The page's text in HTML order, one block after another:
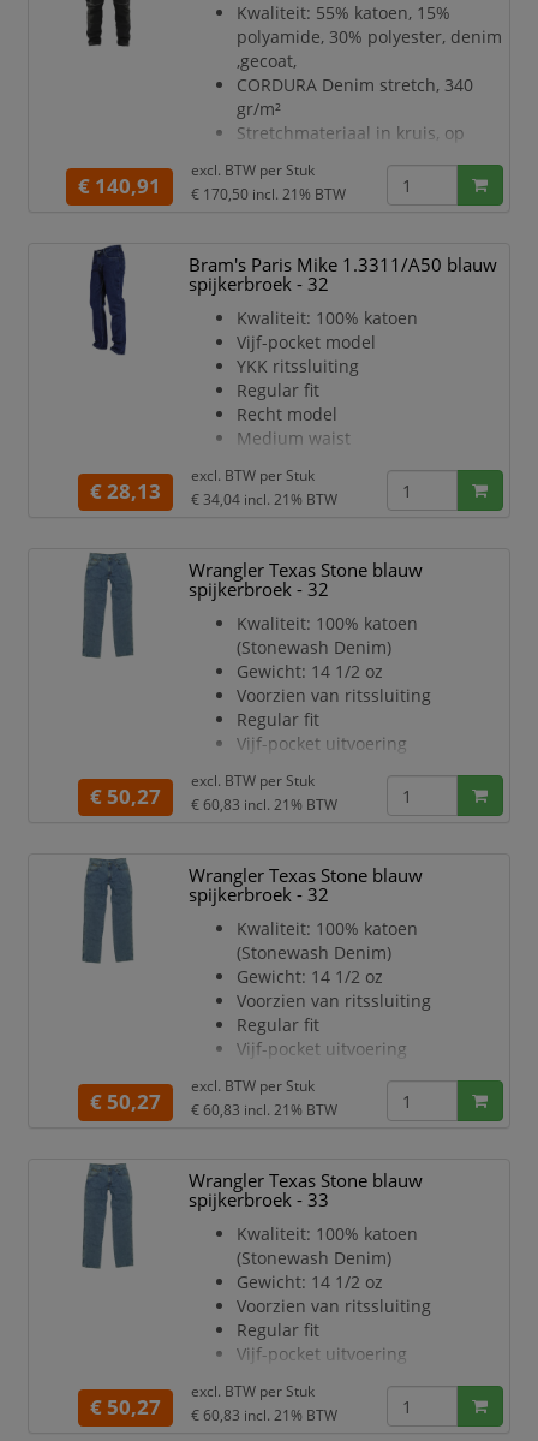
Meshouder met knoop
D-ring in de zoom
Achterzak met plooi, beenzak met
rits en voorzakken met rits
Kniebeschermers zakken in twee
hoogtes verstelbaa
Kwaliteit: 55% katoen, 15%
polyamide, 30% polyester, denim
,gecoat,
CORDURA Denim stretch, 340
gr/m²
Stretchmateriaal in kruis, op
stretch
CORDURA 1000-versterkte
duimstokzak,
CORDURA stretch versterkte
Gulp met knopen
Twee riemlussen aan de
zijkanten met knoop voor een
hamerlus
D-ring
Brede riemlus aan achterkant
Metalen knopen
Meshouder met knoop
€ 140,91
excl. BTW per Stuk
€ 170,50 incl. 21% BTW
Bram's Paris Mike 1.3311/A50 blauw
spijkerbroek - 32
Kwaliteit: 100% katoen
Vijf-pocket model
YKK ritssluiting
Regular fit
Recht model
Medium waist
Kleur: blauw
Lengtemaat: 34
€ 28,13
excl. BTW per Stuk
€ 34,04 incl. 21% BTW
Wrangler Texas Stone blauw
spijkerbroek - 32
Kwaliteit: 100% katoen
(Stonewash Denim)
Gewicht: 14 1/2 oz
Voorzien van ritssluiting
Regular fit
Vijf-pocket uitvoering
Optimale pasvorm
Kleur: blauw
€ 50,27
excl. BTW per Stuk
€ 60,83 incl. 21% BTW
Wrangler Texas Stone blauw
spijkerbroek - 32
Kwaliteit: 100% katoen
(Stonewash Denim)
Gewicht: 14 1/2 oz
Voorzien van ritssluiting
Regular fit
Vijf-pocket uitvoering
Optimale pasvorm
Kleur: blauw
€ 50,27
excl. BTW per Stuk
€ 60,83 incl. 21% BTW
Wrangler Texas Stone blauw
spijkerbroek - 33
Kwaliteit: 100% katoen
(Stonewash Denim)
Gewicht: 14 1/2 oz
Voorzien van ritssluiting
Regular fit
Vijf-pocket uitvoering
Optimale pasvorm
Kleur: blauw
€ 50,27
excl. BTW per Stuk
€ 60,83 incl. 21% BTW